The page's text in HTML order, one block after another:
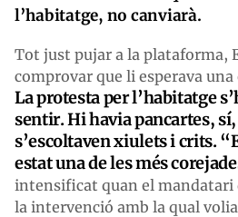
l’habitatge, no canviarà.
Tot just pujar a la plataforma,
comprovar que li esperava
La protesta per l’habitatge
sentir. Hi havia pancartes,
s’escoltaven xiulets i crits.
estat una de les més
intensificat quan el mandatari
la intervenció amb la qual